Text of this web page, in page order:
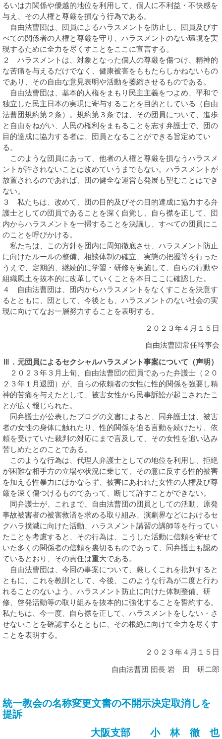
るいは力関係や優越的地位を利用して、個人に不利益・不快感を
与え、その人権と尊厳を損なう行為である。
自由法曹団は、団員によるハラスメントを防止し、団員及びす
べての関係者の人権と尊厳を守り、ハラスメントのない環境を実
現するために全力を尽くすことをここに宣言する。
２ ハラスメントは、対象となった個人の尊厳を傷つけ、精神的
な苦痛を与えるだけでなく、健康被害をももたらしかねないもの
であり、その自由な意見表明や活動を萎縮させるものである。
自由法曹団は、基本的人権をまもり民主主義をつよめ、平和で
独立した民主日本の実現に寄与することを目的としている（自由
法曹団規約第２条）。規約第３条では、その団員について、進歩
と自由をねがい、人民の権利をまもることを志す弁護士で、団の
目的達成に協力する者は、団員となることができる旨定めてい
る。
このような団員にあって、他者の人権と尊厳を損なうハラスメ
ントが許されないことは改めていうまでもない。ハラスメントが
放置されるのであれば、団の健全な運営も発展も望むことはでき
ない。
３ 私たちは、改めて、団の目的及びその目的達成に協力する弁
護士としての団員であることを深く自覚し、自ら襟を正して、団
内からハラスメントを一掃することを決議し、すべての団員にこ
のことを呼びかける。
私たちは、この方針を団内に周知徹底させ、ハラスメント防止
に向けたルールの整備、相談体制の確立、実態の把握等を行った
うえで、定期的、継続的に学習・研修を実施して、自らの行動や
組織風土を抜本的に改革していくことを本日ここに確認した。
４ 自由法曹団は、団内からハラスメントをなくすことを決意す
るとともに、団として、今後とも、ハラスメントのない社会の実
現に向けてなお一層努力することを表明する。
２０２３年４月１５日
自由法曹団常任幹事会
Ⅲ．元団員によるセクシャルハラスメント事案について（声明）
２０２３年３月上旬、自由法曹団の団員であった弁護士（２０
２３年１月退団）が、自らの依頼者の女性に性的関係を強要し精
神的苦痛を与えたとして、被害女性から民事訴訟が起こされたこ
とが広く報じられた。
同弁護士が公表したブログの文書によると、同弁護士は、被害
者の女性の身体に触れたり、性的関係を迫る言動を続けたり、依
頼を受けていた裁判の対応にまで言及して、その女性を追い込み
苦しめたとのことである。
このような行為は、代理人弁護士としての地位を利用し、拒絶
が困難な相手方の立場や状況に乗じて、その意に反する性的被害
を加える性暴力にほかならず、被害にあわれた女性の人権及び尊
厳を深く傷つけるものであって、断じて許すことができない。
同弁護士が、これまで、自由法曹団の団員としての活動、原発
事故被害者の被害救済を求める取り組み、演劇界などにおけるセ
クハラ撲滅に向けた活動、ハラスメント講習の講師等を行ってい
たことを考慮すると、その行為は、こうした活動に信頼を寄せて
いた多くの関係者の信頼を裏切るものであって、同弁護士も認め
ているとおり、その責任は重大である。
自由法曹団は、今回の事案について、厳しくこれを批判すると
ともに、これを教訓として、今後、このような行為が二度と行わ
れることのないよう、ハラスメント防止に向けた体制整備、研
修、啓発活動等の取り組みを抜本的に強化することを誓約する。
私たちは、今一度、自ら襟を正して、ハラスメントをしない・さ
せないことを確認するとともに、その根絶に向けて全力を尽くす
ことを表明する。
２０２３年４月１５日
自由法曹団 団長 岩 田 研二郎
統一教会の名称変更文書の不開示決定取消しを
提訴
大阪支部 小 林 徹 也